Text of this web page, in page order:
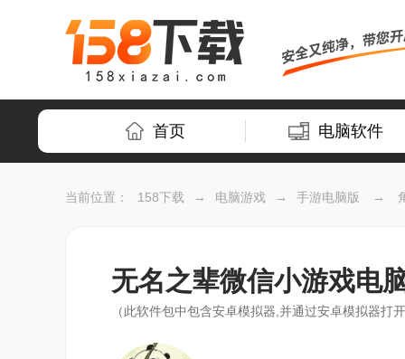
首页 电脑软件
当前位置： 158下载 → 电脑游戏 → 手游电脑版 →
无名之辈微信小游戏电
（此软件包中包含安卓模拟器,并通过安卓模拟器打